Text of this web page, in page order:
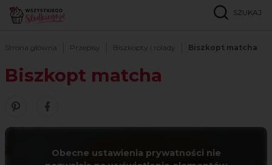
SZUKAJ
Strona główna Przepisy Biszkopty i rolady Biszkopt matcha
Biszkopt matcha
Zobacz nasze piny w serwisie Pinterest
Udostępnij ten przepis w serwisie Facebook
Obecne ustawienia prywatności nie